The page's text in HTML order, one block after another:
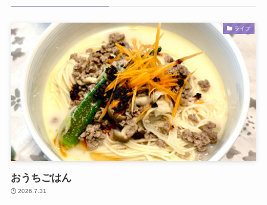
ライフ
おうちごはん
2026.7.31